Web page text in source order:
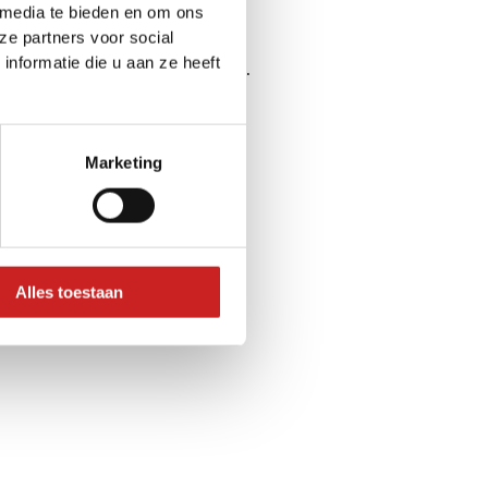
te bieden en om ons
partners voor social
die u aan ze heeft
Marketing
Alles toestaan
console for more information).